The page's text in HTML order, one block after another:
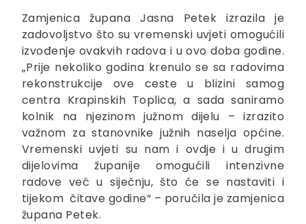
Zamjenica župana Jasna Petek izrazila je
zadovoljstvo što su vremenski uvjeti omogućili
izvođenje ovakvih radova i u ovo doba godine.
„Prije nekoliko godina krenulo se sa radovima
rekonstrukcije ove ceste u blizini samog
centra Krapinskih Toplica, a sada saniramo
kolnik na njezinom južnom dijelu – izrazito
važnom za stanovnike južnih naselja općine.
Vremenski uvjeti su nam i ovdje i u drugim
dijelovima županije omogućili intenzivne
radove već u siječnju, što će se nastaviti i
tijekom čitave godine“ – poručila je zamjenica
župana Petek.